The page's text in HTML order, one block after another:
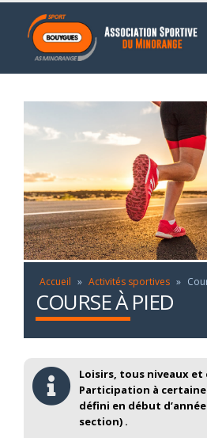
Accueil » Activités sportives »
COURSE À PIED
Loisirs, tous niveaux
Participation à
défini en début d’année
section) .